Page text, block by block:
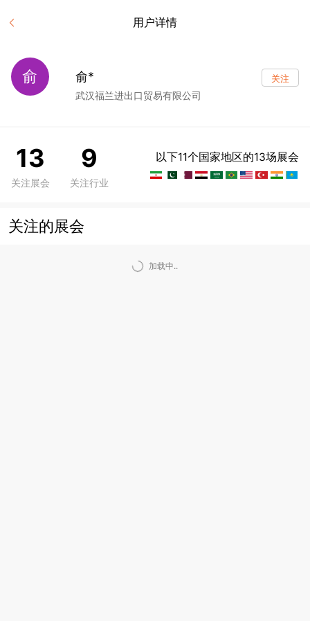
用户详情
俞 俞*
武汉福兰进出口贸易有限公司
关注
13
关注展会
9
关注行业
以下11个国家地区的13场展会
关注的展会
加载中..